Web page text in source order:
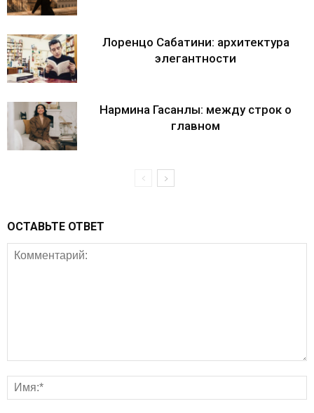
Лоренцо Сабатини: архитектура
элегантности
Нармина Гасанлы: между строк о
главном
ОСТАВЬТЕ ОТВЕТ